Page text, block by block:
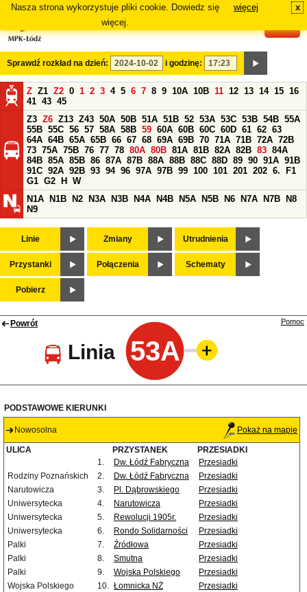
Nasza strona wykorzystuje pliki cookie. Dowiedz się
więcej.
więcej x
Sprawdź rozkład na dzień: i godzinę:
Z Z1 Z2 0 1 2 3 4 5 6 7 8 9 10A 10B 11 12 13 14 15 16
41 43 45
Z3 Z6 Z13 Z43 50A 50B 51A 51B 52 53A 53C 53B 54B 55A
55B 55C 56 57 58A 58B 59 60A 60B 60C 60D 61 62 63
64A 64B 65A 65B 66 67 68 69A 69B 70 71A 71B 72A 72B
73 75A 75B 76 77 78 80A 80B 81A 81B 82A 82B 83 84A
84B 85A 85B 86 87A 87B 88A 88B 88C 88D 89 90 91A 91B
91C 92A 92B 93 94 96 97A 97B 99 100 101 201 202 6.
F1
G1 G2 H
W
N1A
N1B N2 N3A N3B N4A N4B N5A N5B N6 N7A N7B
N8
N9
Linie Zmiany Utrudnienia
Przystanki Połączenia Schematy
Pobierz
Powrót
Linia 53A
Pomoc
PODSTAWOWE KIERUNKI
Nowosolna Pokaż na mapie
ULICA PRZYSTANEK
PRZESIADKI
1.
Dw. Łódź Fabryczna
Przesiadki
Rodziny Poznańskich
2. Dw. Łódź Fabryczna
Przesiadki
Narutowicza
3. Pl. Dąbrowskiego
Przesiadki
Uniwersytecka
4. Narutowicza
Przesiadki
Uniwersytecka
5. Rewolucji 1905r.
Przesiadki
Uniwersytecka
6. Rondo Solidarności
Przesiadki
Palki
7. Źródłowa
Przesiadki
Palki
8. Smutna
Przesiadki
Palki
9. Wojska Polskiego
Przesiadki
Wojska Polskiego
10. Łomnicka NŻ
Przesiadki